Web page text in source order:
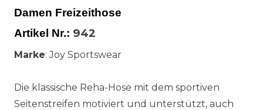
Damen Freizeithose
Artikel Nr.: 942
Marke: Joy Sportswear
Die klassische Reha-Hose mit dem sportiven
Seitenstreifen motiviert und unterstützt, auch